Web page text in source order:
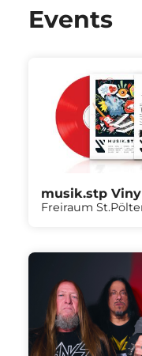
Events
musik.stp
Freiraum